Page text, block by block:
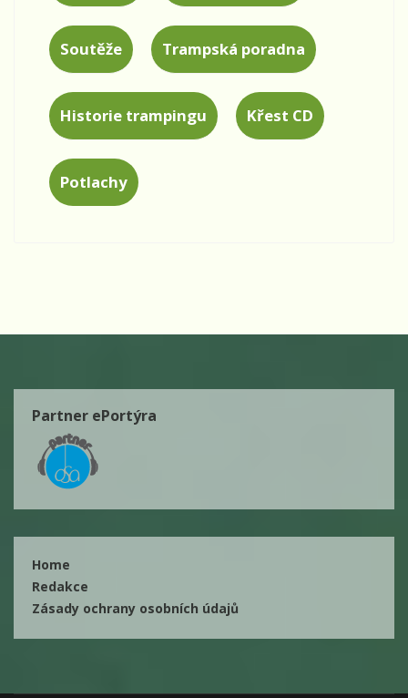
Soutěže Trampská poradna
Historie trampingu Křest CD
Potlachy
Partner ePortýra
Home
Redakce
Zásady ochrany osobních údajů